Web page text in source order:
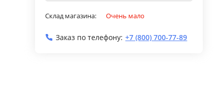
Склад магазина: Очень мало
Заказ по телефону: +7 (800) 700-77-89